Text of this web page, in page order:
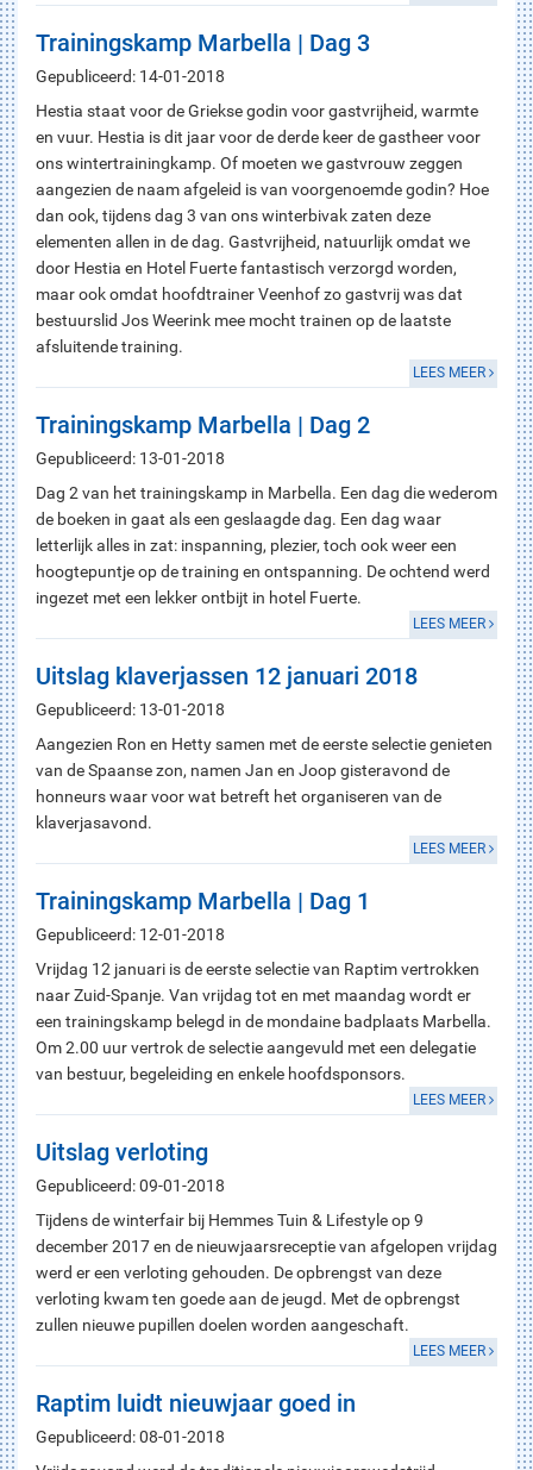
Trainingskamp Marbella | Dag 3
Gepubliceerd: 14-01-2018
Hestia staat voor de Griekse godin voor gastvrijheid, warmte
en vuur. Hestia is dit jaar voor de derde keer de gastheer voor
ons wintertrainingkamp. Of moeten we gastvrouw zeggen
aangezien de naam afgeleid is van voorgenoemde godin? Hoe
dan ook, tijdens dag 3 van ons winterbivak zaten deze
elementen allen in de dag. Gastvrijheid, natuurlijk omdat we
door Hestia en Hotel Fuerte fantastisch verzorgd worden,
maar ook omdat hoofdtrainer Veenhof zo gastvrij was dat
bestuurslid Jos Weerink mee mocht trainen op de laatste
afsluitende training.
LEES MEER
Trainingskamp Marbella | Dag 2
Gepubliceerd: 13-01-2018
Dag 2 van het trainingskamp in Marbella. Een dag die wederom
de boeken in gaat als een geslaagde dag. Een dag waar
letterlijk alles in zat: inspanning, plezier, toch ook weer een
hoogtepuntje op de training en ontspanning. De ochtend werd
ingezet met een lekker ontbijt in hotel Fuerte.
LEES MEER
Uitslag klaverjassen 12 januari 2018
Gepubliceerd: 13-01-2018
Aangezien Ron en Hetty samen met de eerste selectie genieten
van de Spaanse zon, namen Jan en Joop gisteravond de
honneurs waar voor wat betreft het organiseren van de
klaverjasavond.
LEES MEER
Trainingskamp Marbella | Dag 1
Gepubliceerd: 12-01-2018
Vrijdag 12 januari is de eerste selectie van Raptim vertrokken
naar Zuid-Spanje. Van vrijdag tot en met maandag wordt er
een trainingskamp belegd in de mondaine badplaats Marbella.
Om 2.00 uur vertrok de selectie aangevuld met een delegatie
van bestuur, begeleiding en enkele hoofdsponsors.
LEES MEER
Uitslag verloting
Gepubliceerd: 09-01-2018
Tijdens de winterfair bij Hemmes Tuin & Lifestyle op 9
december 2017 en de nieuwjaarsreceptie van afgelopen vrijdag
werd er een verloting gehouden. De opbrengst van deze
verloting kwam ten goede aan de jeugd. Met de opbrengst
zullen nieuwe pupillen doelen worden aangeschaft.
LEES MEER
Raptim luidt nieuwjaar goed in
Gepubliceerd: 08-01-2018